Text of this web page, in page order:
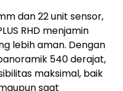
dan 22 unit sensor,
RHD menjamin
lebih aman. Dengan
540 derajat,
maksimal, baik
saat